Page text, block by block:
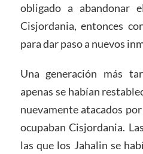
obligado a abandonar
Cisjordania, entonces
para dar paso a nuevos
Una generación más
apenas se habían
nuevamente atacados
ocupaban Cisjordania.
las que los Jahalin se